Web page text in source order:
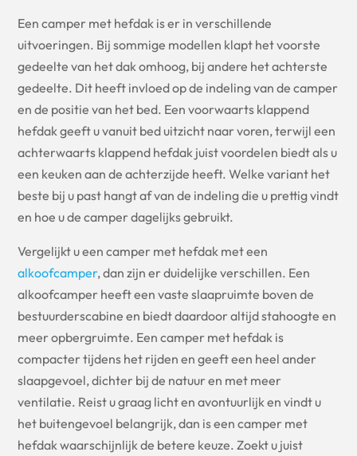
Een camper met hefdak is er in verschillende
uitvoeringen. Bij sommige modellen klapt het voorste
gedeelte van het dak omhoog, bij andere het achterste
gedeelte. Dit heeft invloed op de indeling van de camper
en de positie van het bed. Een voorwaarts klappend
hefdak geeft u vanuit bed uitzicht naar voren, terwijl een
achterwaarts klappend hefdak juist voordelen biedt als u
een keuken aan de achterzijde heeft. Welke variant het
beste bij u past hangt af van de indeling die u prettig vindt
en hoe u de camper dagelijks gebruikt.
Vergelijkt u een camper met hefdak met een
alkoofcamper, dan zijn er duidelijke verschillen. Een
alkoofcamper heeft een vaste slaapruimte boven de
bestuurderscabine en biedt daardoor altijd stahoogte en
meer opbergruimte. Een camper met hefdak is
compacter tijdens het rijden en geeft een heel ander
slaapgevoel, dichter bij de natuur en met meer
ventilatie. Reist u graag licht en avontuurlijk en vindt u
het buitengevoel belangrijk, dan is een camper met
hefdak waarschijnlijk de betere keuze. Zoekt u juist